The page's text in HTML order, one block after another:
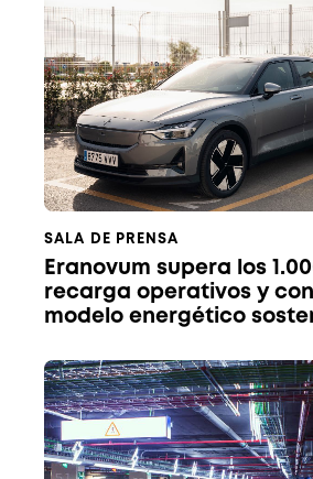
SALA DE PRENSA
Eranovum supera los
recarga operativos y
modelo energético